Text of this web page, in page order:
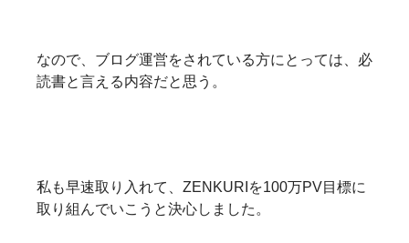
なので、ブログ運営をされている方にとっては、必
読書と言える内容だと思う。
私も早速取り入れて、ZENKURIを100万PV目標に
取り組んでいこうと決心しました。